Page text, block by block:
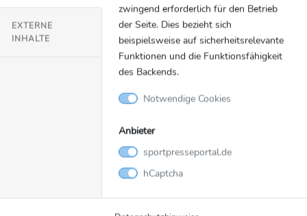
SportsInnovation 2022 in
EXTERNE
INHALTE
zwingend erforderlich für den Betrieb
der Seite. Dies bezieht sich
beispielsweise auf sicherheitsrelevante
Funktionen und die Funktionsfähigkeit
des Backends.
Notwendige Cookies
Anbieter
sportpresseportal.de
hCaptcha